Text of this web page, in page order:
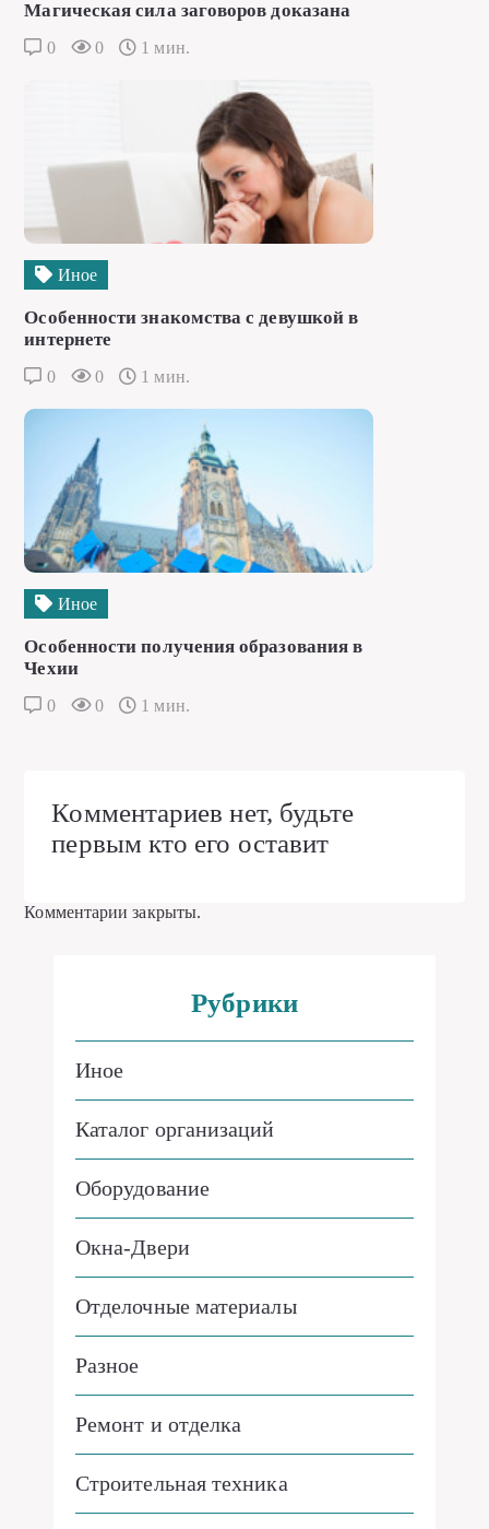
Магическая сила заговоров доказана
0 0 1 мин.
Иное
Особенности знакомства с девушкой в
интернете
0 0 1 мин.
Иное
Особенности получения образования в
Чехии
0 0 1 мин.
Комментариев нет, будьте
первым кто его оставит
Комментарии закрыты.
Рубрики
Иное
Каталог организаций
Оборудование
Окна-Двери
Отделочные материалы
Разное
Ремонт и отделка
Строительная техника